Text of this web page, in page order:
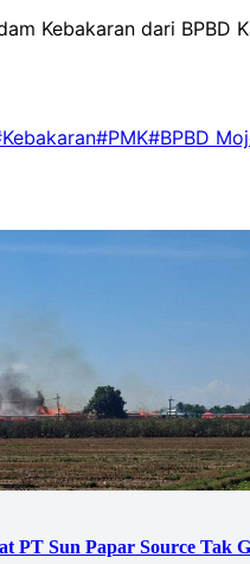
Kebakaran dari
#PMK#BPBD
PT Sun Papar Source Tak